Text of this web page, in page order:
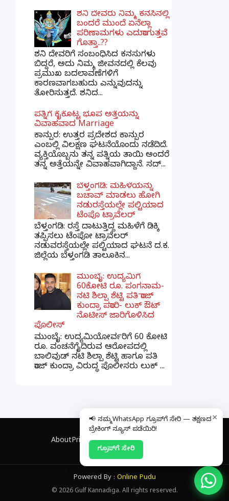
ಶನಿ ದೇವರು ನಿಮ್ಮ ಕನಸಿನಲ್ಲಿ
ಬಂದರೆ ಮುಂದೆ ಏನೆಲ್ಲಾ
ಪರಿಣಾಮಗಳು ಎದುರಾಗುತ್ತವೆ
ಗೊತ್ತಾ..??
ಶನಿ ದೇವರಿಗೆ ಸಂಬಂಧಿಸಿದ ಕನಸುಗಳು
ಬಿದ್ದರೆ, ಅದು ನಿಮ್ಮ ಜೀವನದಲ್ಲಿ ಕೆಲವು
ಪ್ರಮುಖ ಬದಲಾವಣೆಗಳಿಗೆ
ಕಾರಣವಾಗಬಹುದು ಎನ್ನುವುದನ್ನು
ತೋರಿಸುತ್ತದೆ. ಶನಿದ...
ಪತ್ನಿಗೆ ಕೈಕೊಟ್ಟ ಭೂಪ ಅತ್ತೆಯನ್ನು
ವಿವಾಹವಾದ Marriage
ಕಾನ್ಪುರ: ಉತ್ತರ ಪ್ರದೇಶದ ಕಾನ್ಪುರ
ಎಂಬಲ್ಲಿ ವಿಲಕ್ಷಣ ಘಟನೆಯೊಂದು ನಡೆದಿದೆ.
ವ್ಯಕ್ತಿಯೊಬ್ಬನು ತನ್ನ ಪತ್ನಿಯ ತಾಯಿ ಅಂದರೆ
ತನ್ನ ಅತ್ತೆಯನ್ನೇ ವಿವಾಹವಾಗಿದ್ದಾನೆ. ಸದ್...
ಬೆಳ್ತಂಗಡಿ: ಮಹಿಳೆಯನ್ನು
ಬಚಾವ್ ಮಾಡಲು ಹೋಗಿ
ನಡುರಸ್ತೆಯಲ್ಲೇ ಪಲ್ಟಿಯಾದ
ಟೆಂಪೊ ಟ್ರಾವೆಲರ್
ಬೆಳ್ತಂಗಡಿ: ರಸ್ತೆ ದಾಟುತ್ತಿದ್ದ ಮಹಿಳೆಗೆ ಡಿಕ್ಕಿ
ತಪ್ಪಿಸಲು ಟೆಂಪೋ ಟ್ರಾವೆಲರ್
ನಡುವರಸ್ತೆಯಲ್ಲೇ ಪಲ್ಟಿಯಾದ ಘಟನೆ ದ.ಕ.
ಜಿಲ್ಲೆಯ ಬೆಳ್ತಂಗಡಿ ತಾಲೂಕಿನ...
ಮುಂಬೈ: ಉದ್ಯಮಿಗೆ
60ಕೋಟಿ ರೂ. ಪಂಗನಾಮ-
ನಟಿ ಶಿಲ್ಪಾ ಶೆಟ್ಟಿ ಪತಿ ರಾಜ್
ಕುಂದ್ರಾ ಪರಾರಿ- ಲುಕ್ ಔಟ್
ನೊಟೀಸ್ ಜಾರಿಗೊಳಿಸಿದ
ಪೊಲೀಸ್
ಮುಂಬೈ: ಉದ್ಯಮಿಯೋರ್ವರಿಗೆ 60 ಕೋಟಿ
ರೂ. ವಂಚನೆಗೈದಿರುವ ಆರೋಪದಲ್ಲಿ
ಬಾಲಿವುಡ್ ನಟಿ ಶಿಲ್ಪಾ ಶೆಟ್ಟಿ ಹಾಗೂ ಪತಿ
ರಾಜ್ ಕುಂದ್ರಾ ವಿರುದ್ಧ ಪೊಲೀಸರು ಲುಕ್ ...
AboutPrivacy PolicyContact
Powered By : Online Pudu
© 2026 Gulf Kannadiga. All rights reserved.
×
📢 ನಮ್ಮ WhatsApp ಗ್ರೂಪ್‌ಗೆ ಸೇರಿ — ತಕ್ಷಣದ
ಬ್ರೇಕಿಂಗ್ ನ್ಯೂಸ್ ಪಡೆಯಿರಿ!
ಗ್ರೂಪ್‌ಗೆ ಸೇರಿ